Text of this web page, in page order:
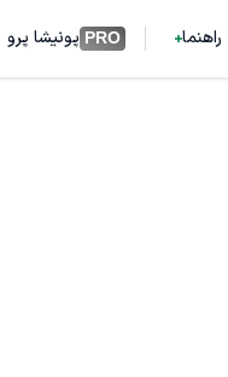
راهنما PRO پونیشا پرو